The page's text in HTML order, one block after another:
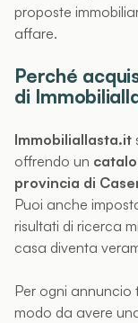
proposte
affare.
Perché
di
Immobiliallasta.it
offrendo un
provincia di
Puoi anche
risultati di ricerca
casa diventa
Per ogni annuncio
modo da avere